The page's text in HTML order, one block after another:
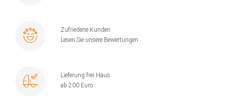
Zufriedene Kunden
Lesen Sie unsere Bewertungen
Lieferung frei Haus
ab 200 Euro